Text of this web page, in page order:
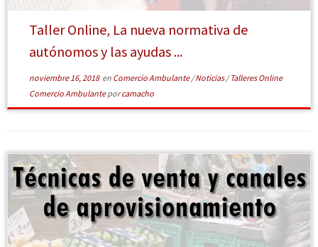
Taller Online, La nueva normativa de
autónomos y las ayudas ...
noviembre 16, 2018en Comercio Ambulante/Noticias/Talleres Online
Comercio Ambulanteporcamacho